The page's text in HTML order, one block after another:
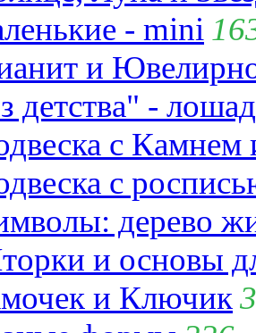
- mini
и
детства" -
с
с
дерево
и основы
и Ключик